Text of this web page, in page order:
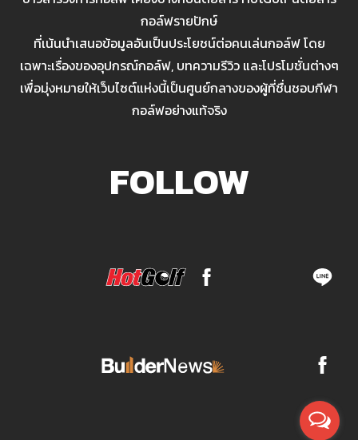
กอล์ฟรายปักษ์
ที่เน้นนำเสนอข้อมูลอันเป็นประโยชน์ต่อคนเล่นกอล์ฟ โดย
เฉพาะเรื่องของอุปกรณ์กอล์ฟ, บทความรีวิว และโปรโมชั่นต่างๆ
เพื่อมุ่งหมายให้เว็บไซต์แห่งนี้เป็นศูนย์กลางของผู้ที่ชื่นชอบกีฬา
กอล์ฟอย่างแท้จริง
FOLLOW